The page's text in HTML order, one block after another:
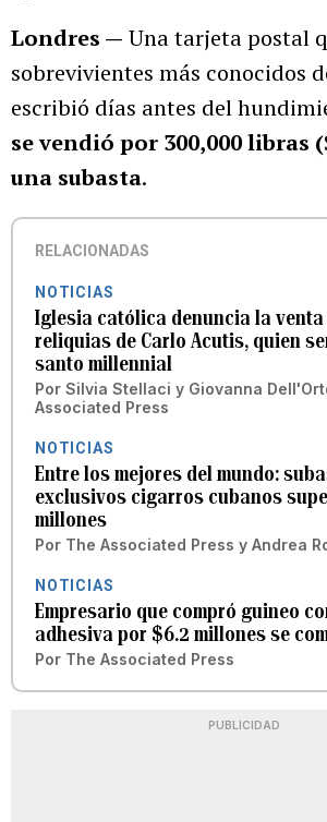
Londres — Una tarjeta postal
sobrevivientes más conocidos
escribió días antes del
se vendió por 300,000 libras
una subasta.
RELACIONADAS
NOTICIAS
Iglesia católica denuncia la venta
reliquias de Carlo Acutis, quien
santo millennial
Por Silvia Stellaci y Giovanna
Associated Press
NOTICIAS
Entre los mejores del mundo:
exclusivos cigarros cubanos
millones
Por The Associated Press y Andrea
NOTICIAS
Empresario que compró guineo
adhesiva por $6.2 millones se
Por The Associated Press
PUBLICIDAD